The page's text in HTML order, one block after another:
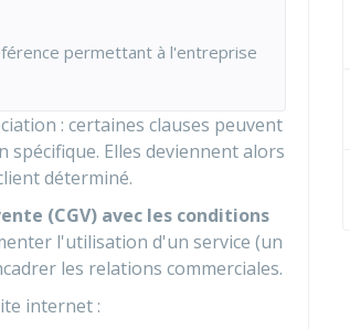
permettant à l'entreprise
: certaines clauses peuvent
Elles deviennent alors
déterminé.
(CGV) avec les conditions
l'utilisation d'un service (un
les relations commerciales.
internet :